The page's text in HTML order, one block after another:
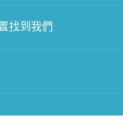
找到我們